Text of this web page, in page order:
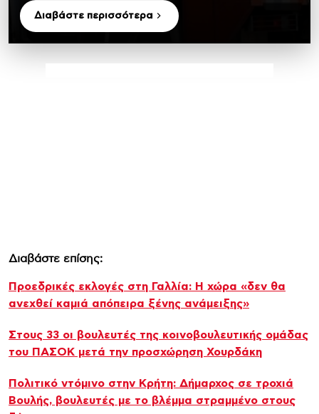
Διαβάστε περισσότερα
Διαβάστε επίσης:
Προεδρικές εκλογές στη Γαλλία: Η χώρα «δεν θα
ανεχθεί καμιά απόπειρα ξένης ανάμειξης»
Στους 33 οι βουλευτές της κοινοβουλευτικής ομάδας
του ΠΑΣΟΚ μετά την προσχώρηση Χουρδάκη
Πολιτικό ντόμινο στην Κρήτη: Δήμαρχος σε τροχιά
Βουλής, βουλευτές με το βλέμμα στραμμένο στους